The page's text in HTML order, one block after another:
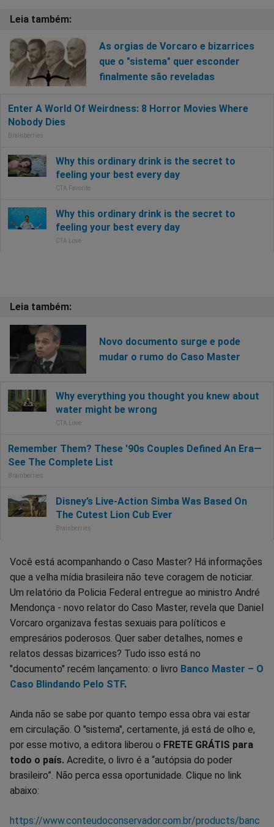
As orgias de Vorcaro e bizarrices
que o "sistema" quer esconder
finalmente são reveladas
Novo documento surge e pode
mudar o rumo do Caso Master
Você está acompanhando o Caso Master? Há informações
que a velha mídia brasileira não teve coragem de noticiar.
Um relatório da Policia Federal entregue ao ministro André
Mendonça - novo relator do Caso Master, revela que Daniel
Vorcaro organizava festas sexuais para políticos e
empresários poderosos. Quer saber detalhes, nomes e
relatos dessas bizarrices? Tudo isso está no
"documento" recém lançamento: o livro Banco Master – O
Caso Blindando Pelo STF.
Ainda não se sabe por quanto tempo essa obra vai estar
em circulação. O "sistema", certamente, já está de olho e,
por esse motivo, a editora liberou o FRETE GRÁTIS para
todo o país. Acredite, o livro é a “autópsia do poder
brasileiro”. Não perca essa oportunidade. Clique no link
abaixo:
https://www.conteudoconservador.com.br/products/banc